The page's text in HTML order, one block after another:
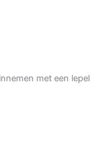
met een lepel